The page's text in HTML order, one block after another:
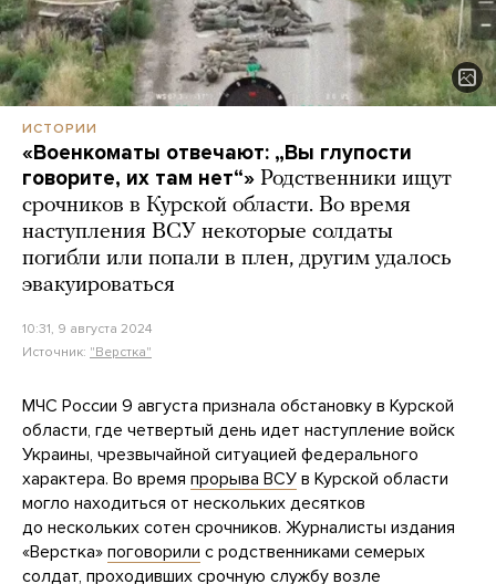
ИСТОРИИ
«Военкоматы отвечают: „Вы глупости
говорите, их там нет“» Родственники ищут
срочников в Курской области. Во время
наступления ВСУ некоторые солдаты
погибли или попали в плен, другим удалось
эвакуироваться
10:31, 9 августа 2024
Источник: "Верстка"
МЧС России 9 августа признала обстановку в Курской
области, где четвертый день идет наступление войск
Украины, чрезвычайной ситуацией федерального
характера. Во время прорыва ВСУ в Курской области
могло находиться от нескольких десятков
до нескольких сотен срочников. Журналисты издания
«Верстка» поговорили с родственниками семерых
солдат, проходивших срочную службу возле